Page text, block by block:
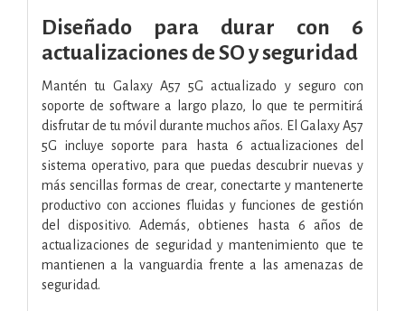
Diseñado para durar con 6
actualizaciones de SO y seguridad
Mantén tu Galaxy A57 5G actualizado y seguro con
soporte de software a largo plazo, lo que te permitirá
disfrutar de tu móvil durante muchos años. El Galaxy A57
5G incluye soporte para hasta 6 actualizaciones del
sistema operativo, para que puedas descubrir nuevas y
más sencillas formas de crear, conectarte y mantenerte
productivo con acciones fluidas y funciones de gestión
del dispositivo. Además, obtienes hasta 6 años de
actualizaciones de seguridad y mantenimiento que te
mantienen a la vanguardia frente a las amenazas de
seguridad.